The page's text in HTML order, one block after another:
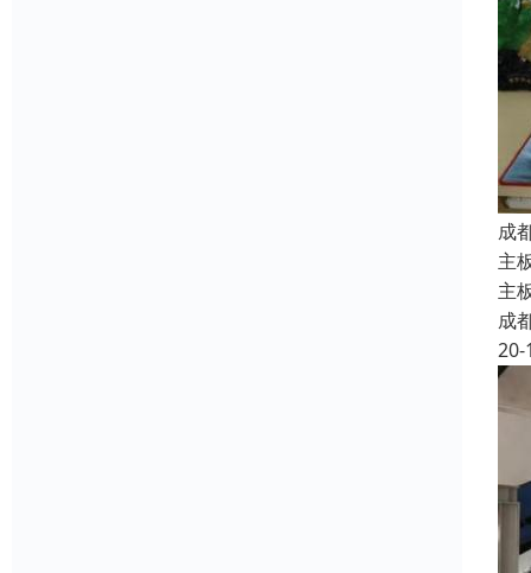
成
主
主
成
20-